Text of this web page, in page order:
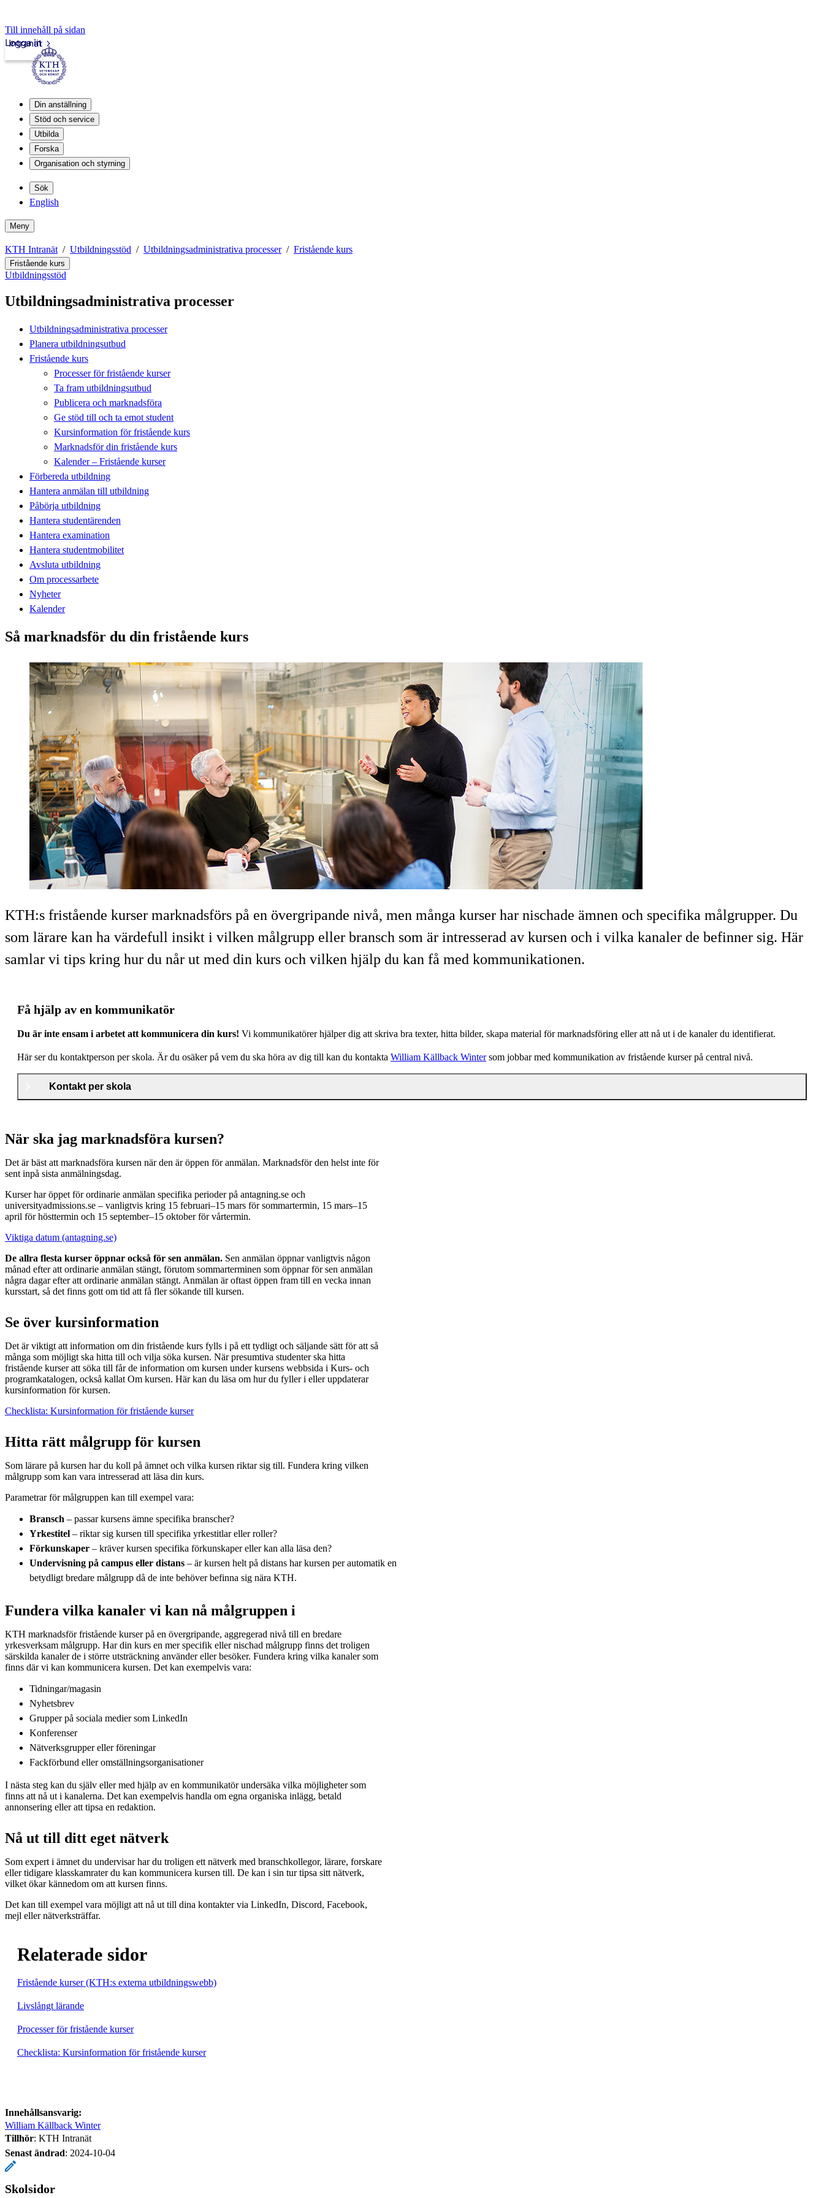
Till innehåll på sidan
Intranät
Logga in
Din anställning
Stöd och service
Utbilda
Forska
Organisation och styrning
Sök
English
Meny
KTH Intranät Utbildningsstöd Utbildningsadministrativa processer Fristående kurs
Fristående kurs
Utbildningsstöd
Utbildningsadministrativa processer
Utbildningsadministrativa processer
Planera utbildningsutbud
Fristående kurs
Processer för fristående kurser
Ta fram utbildningsutbud
Publicera och marknadsföra
Ge stöd till och ta emot student
Kursinformation för fristående kurs
Marknadsför din fristående kurs
Kalender – Fristående kurser
Förbereda utbildning
Hantera anmälan till utbildning
Påbörja utbildning
Hantera studentärenden
Hantera examination
Hantera studentmobilitet
Avsluta utbildning
Om processarbete
Nyheter
Kalender
Så marknadsför du din fristående kurs
KTH:s fristående kurser marknadsförs på en övergripande nivå, men många kurser har nischade ämnen och specifika målgrupper. Du
som lärare kan ha värdefull insikt i vilken målgrupp eller bransch som är intresserad av kursen och i vilka kanaler de befinner sig. Här
samlar vi tips kring hur du når ut med din kurs och vilken hjälp du kan få med kommunikationen.
Få hjälp av en kommunikatör
Du är inte ensam i arbetet att kommunicera din kurs! Vi kommunikatörer hjälper dig att skriva bra texter, hitta bilder, skapa material för marknadsföring eller att nå ut i de kanaler du identifierat.
Här ser du kontaktperson per skola. Är du osäker på vem du ska höra av dig till kan du kontakta William Källback Wintersom jobbar med kommunikation av fristående kurser på central nivå.
Kontakt per skola
När ska jag marknadsföra kursen?
Det är bäst att marknadsföra kursen när den är öppen för anmälan. Marknadsför den helst inte för
sent inpå sista anmälningsdag.
Kurser har öppet för ordinarie anmälan specifika perioder på antagning.se och
universityadmissions.se – vanligtvis kring 15 februari–15 mars för sommartermin, 15 mars–15
april för hösttermin och 15 september–15 oktober för vårtermin.
Viktiga datum (antagning.se)
De allra flesta kurser öppnar också för sen anmälan. Sen anmälan öppnar vanligtvis någon
månad efter att ordinarie anmälan stängt, förutom sommarterminen som öppnar för sen anmälan
några dagar efter att ordinarie anmälan stängt. Anmälan är oftast öppen fram till en vecka innan
kursstart, så det finns gott om tid att få fler sökande till kursen.
Se över kursinformation
Det är viktigt att information om din fristående kurs fylls i på ett tydligt och säljande sätt för att så
många som möjligt ska hitta till och vilja söka kursen. När presumtiva studenter ska hitta
fristående kurser att söka till får de information om kursen under kursens webbsida i Kurs- och
programkatalogen, också kallat Om kursen. Här kan du läsa om hur du fyller i eller uppdaterar
kursinformation för kursen.
Checklista: Kursinformation för fristående kurser
Hitta rätt målgrupp för kursen
Som lärare på kursen har du koll på ämnet och vilka kursen riktar sig till. Fundera kring vilken
målgrupp som kan vara intresserad att läsa din kurs.
Parametrar för målgruppen kan till exempel vara:
Bransch – passar kursens ämne specifika branscher?
Yrkestitel – riktar sig kursen till specifika yrkestitlar eller roller?
Förkunskaper – kräver kursen specifika förkunskaper eller kan alla läsa den?
Undervisning på campus eller distans – är kursen helt på distans har kursen per automatik en
betydligt bredare målgrupp då de inte behöver befinna sig nära KTH.
Fundera vilka kanaler vi kan nå målgruppen i
KTH marknadsför fristående kurser på en övergripande, aggregerad nivå till en bredare
yrkesverksam målgrupp. Har din kurs en mer specifik eller nischad målgrupp finns det troligen
särskilda kanaler de i större utsträckning använder eller besöker. Fundera kring vilka kanaler som
finns där vi kan kommunicera kursen. Det kan exempelvis vara:
Tidningar/magasin
Nyhetsbrev
Grupper på sociala medier som LinkedIn
Konferenser
Nätverksgrupper eller föreningar
Fackförbund eller omställningsorganisationer
I nästa steg kan du själv eller med hjälp av en kommunikatör undersäka vilka möjligheter som
finns att nå ut i kanalerna. Det kan exempelvis handla om egna organiska inlägg, betald
annonsering eller att tipsa en redaktion.
Nå ut till ditt eget nätverk
Som expert i ämnet du undervisar har du troligen ett nätverk med branschkollegor, lärare, forskare
eller tidigare klasskamrater du kan kommunicera kursen till. De kan i sin tur tipsa sitt nätverk,
vilket ökar kännedom om att kursen finns.
Det kan till exempel vara möjligt att nå ut till dina kontakter via LinkedIn, Discord, Facebook,
mejl eller nätverksträffar.
Relaterade sidor
Fristående kurser (KTH:s externa utbildningswebb)
Livslångt lärande
Processer för fristående kurser
Checklista: Kursinformation för fristående kurser
Innehållsansvarig:
William Källback Winter
Tillhör: KTH Intranät
Senast ändrad: 2024-10-04
Skolsidor